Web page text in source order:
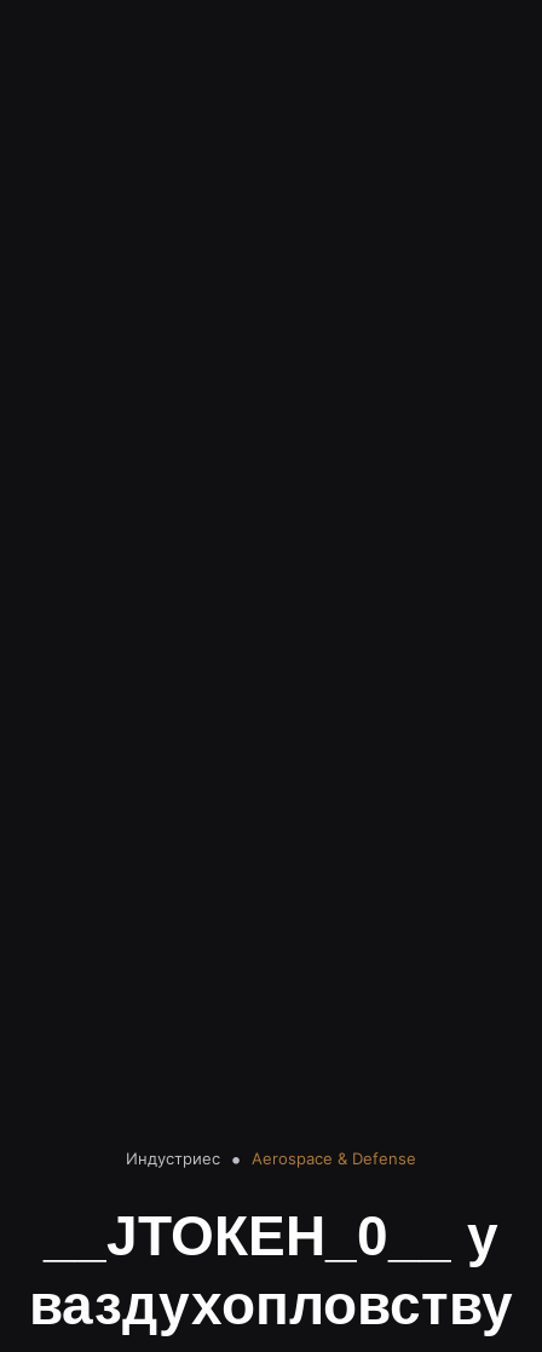
Индустриес Aerospace & Defense
__ЈТОКЕН_0__ у
ваздухопловству